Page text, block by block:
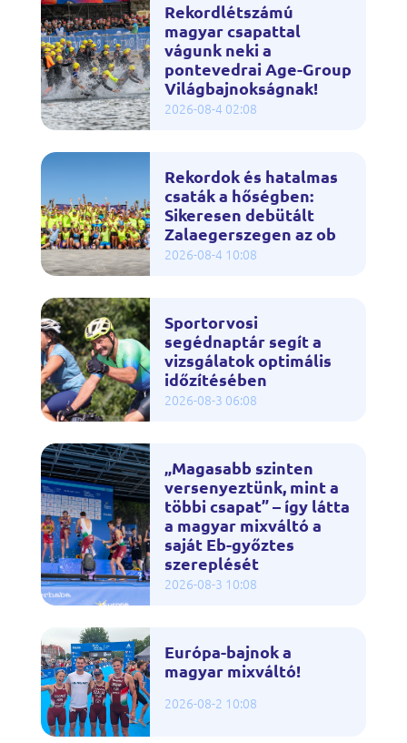
Rekordlétszámú
magyar csapattal
vágunk neki a
pontevedrai Age-Group
Világbajnokságnak!
2026-08-4 02:08
Rekordok és hatalmas
csaták a hőségben:
Sikeresen debütált
Zalaegerszegen az ob
2026-08-4 10:08
Sportorvosi
segédnaptár segít a
vizsgálatok optimális
időzítésében
2026-08-3 06:08
„Magasabb szinten
versenyeztünk, mint a
többi csapat” – így látta
a magyar mixváltó a
saját Eb-győztes
szereplését
2026-08-3 10:08
Európa-bajnok a
magyar mixváltó!
2026-08-2 10:08